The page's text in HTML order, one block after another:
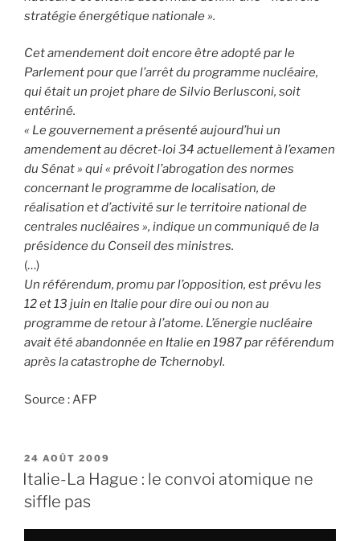
stratégie énergétique nationale ».
Cet amendement doit encore être adopté par le
Parlement pour que l’arrêt du programme nucléaire,
qui était un projet phare de Silvio Berlusconi, soit
entériné.
« Le gouvernement a présenté aujourd’hui un
amendement au décret-loi 34 actuellement à l’examen
du Sénat » qui « prévoit l’abrogation des normes
concernant le programme de localisation, de
réalisation et d’activité sur le territoire national de
centrales nucléaires », indique un communiqué de la
présidence du Conseil des ministres.
(…)
Un référendum, promu par l’opposition, est prévu les
12 et 13 juin en Italie pour dire oui ou non au
programme de retour à l’atome. L’énergie nucléaire
avait été abandonnée en Italie en 1987 par référendum
après la catastrophe de Tchernobyl.
Source : AFP
PUBLIÉ
LE
24 AOÛT 2009
Italie-La Hague : le convoi atomique ne
siffle pas